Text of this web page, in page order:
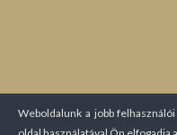
Copyright © 2016 Pesti Művész
Weboldalunk a jobb